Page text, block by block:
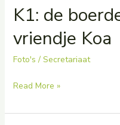
de
bib
K1: de
vriendje Koa
Foto's / Secretariaat
K1:
boerderij
Read More »